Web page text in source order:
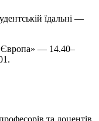
їдальні —
Європа» — 14.40–
та доцентів